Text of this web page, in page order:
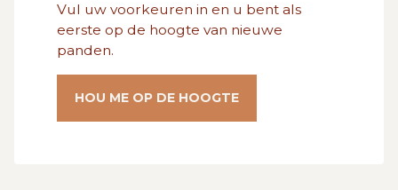
Vul uw voorkeuren in en u bent als
eerste op de hoogte van nieuwe
panden.
HOU ME OP DE HOOGTE